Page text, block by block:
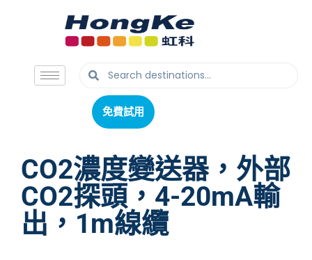
免費試用
免費試用
CO2濃度變送器，外部
CO2探頭，4-20mA輸
出，1m線纜